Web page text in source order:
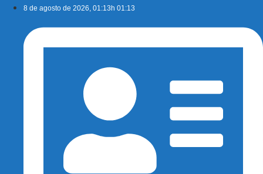
conteúdo
8 de agosto de 2026, 01:13h 01:13